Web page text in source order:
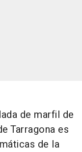
de marfil de
Tarragona es
de la